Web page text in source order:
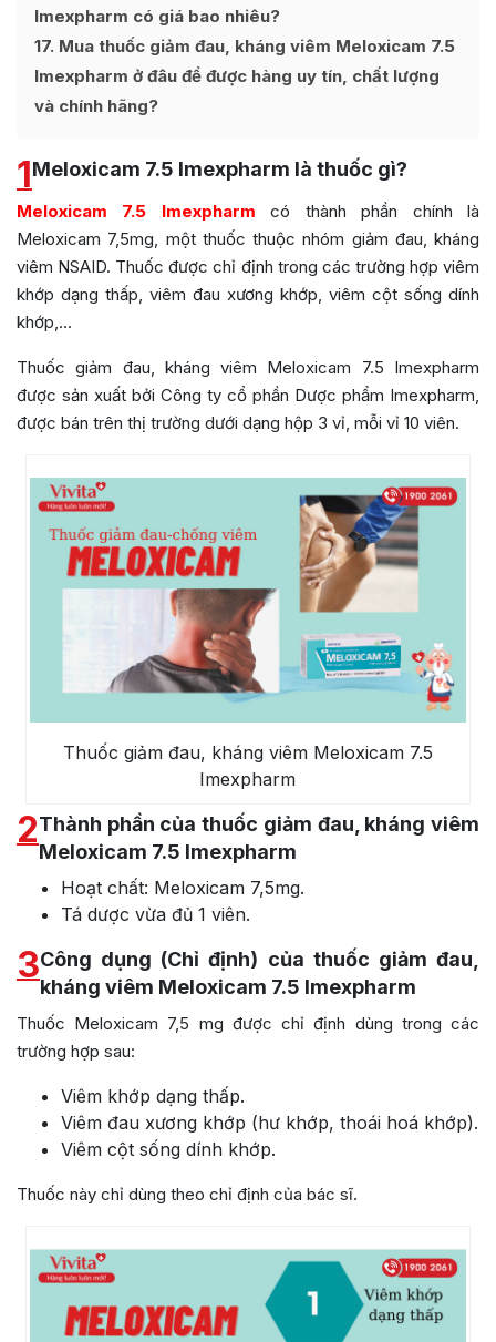
Imexpharm có giá bao nhiêu?
17 Mua thuốc giảm đau, kháng viêm Meloxicam 7.5
Imexpharm ở đâu để được hàng uy tín, chất lượng
và chính hãng?
1Meloxicam 7.5 Imexpharm là thuốc gì?
Meloxicam 7.5 Imexpharm có thành phần chính là
Meloxicam 7,5mg, một thuốc thuộc nhóm giảm đau, kháng
viêm NSAID. Thuốc được chỉ định trong các trường hợp viêm
khớp dạng thấp, viêm đau xương khớp, viêm cột sống dính
khớp,…
Thuốc giảm đau, kháng viêm Meloxicam 7.5 Imexpharm
được sản xuất bởi Công ty cổ phần Dược phẩm Imexpharm,
được bán trên thị trường dưới dạng hộp 3 vỉ, mỗi vỉ 10 viên.
Thuốc giảm đau, kháng viêm Meloxicam 7.5
Imexpharm
2Thành phần của thuốc giảm đau, kháng viêm
Meloxicam 7.5 Imexpharm
Hoạt chất: Meloxicam 7,5mg.
Tá dược vừa đủ 1 viên.
3Công dụng (Chỉ định) của thuốc giảm đau,
kháng viêm Meloxicam 7.5 Imexpharm
Thuốc Meloxicam 7,5 mg được chỉ định dùng trong các
trường hợp sau:
Viêm khớp dạng thấp.
Viêm đau xương khớp (hư khớp, thoái hoá khớp).
Viêm cột sống dính khớp.
Thuốc này chỉ dùng theo chỉ định của bác sĩ.